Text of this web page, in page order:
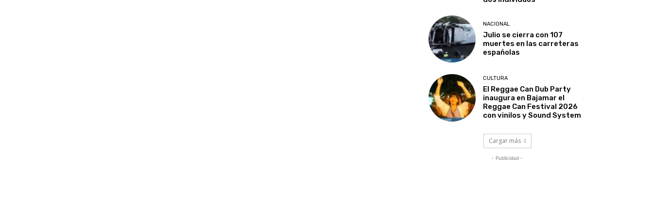
NACIONAL
Julio se cierra con 107
muertes en las carreteras
españolas
CULTURA
El Reggae Can Dub Party
inaugura en Bajamar el
Reggae Can Festival 2026
con vinilos y Sound System
Cargar más
- Publicidad -